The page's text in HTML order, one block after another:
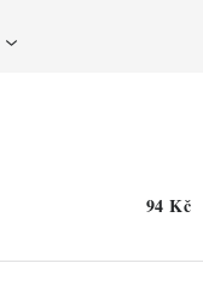
94 Kč